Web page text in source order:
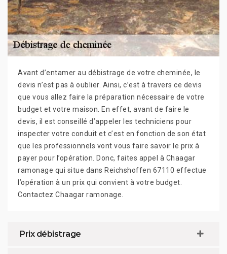
Avant d’entamer au débistrage de votre cheminée, le
devis n’est pas à oublier. Ainsi, c’est à travers ce devis
que vous allez faire la préparation nécessaire de votre
budget et votre maison. En effet, avant de faire le
devis, il est conseillé d’appeler les techniciens pour
inspecter votre conduit et c’est en fonction de son état
que les professionnels vont vous faire savoir le prix à
payer pour l’opération. Donc, faites appel à Chaagar
ramonage qui situe dans Reichshoffen 67110 effectue
l’opération à un prix qui convient à votre budget.
Contactez Chaagar ramonage.
Prix débistrage